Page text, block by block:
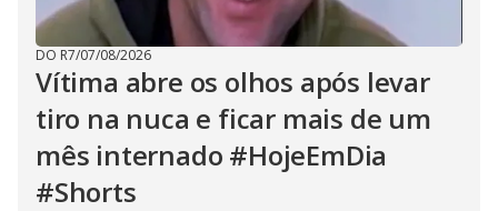
DO R7/07/08/2026
Vítima abre os olhos após levar
tiro na nuca e ficar mais de um
mês internado #HojeEmDia
#Shorts